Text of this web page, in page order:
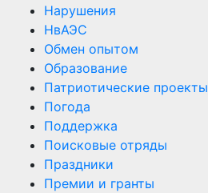
Нарушения
НвАЭС
Обмен опытом
Образование
Патриотические проекты
Погода
Поддержка
Поисковые отряды
Праздники
Премии и гранты